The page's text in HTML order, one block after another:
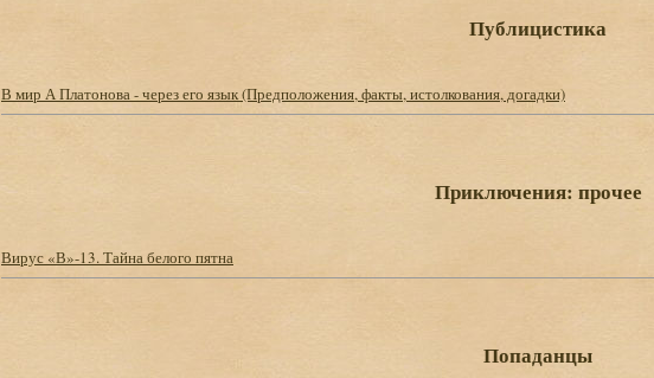
Публицистика
В мир А Платонова - через его язык (Предположения, факты, истолкования, догадки)
Приключения: прочее
Вирус «В»-13. Тайна белого пятна
Попаданцы